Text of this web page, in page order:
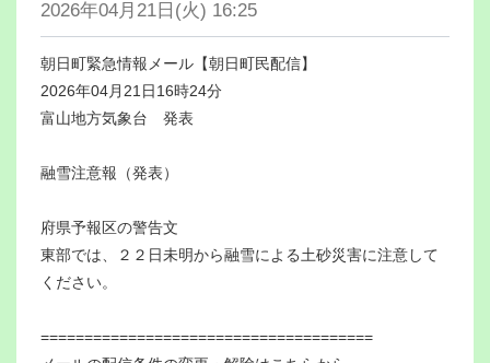
2026年04月21日(火) 16:25
朝日町緊急情報メール【朝日町民配信】
2026年04月21日16時24分
富山地方気象台 発表
融雪注意報（発表）
府県予報区の警告文
東部では、２２日未明から融雪による土砂災害に注意して
ください。
======================================